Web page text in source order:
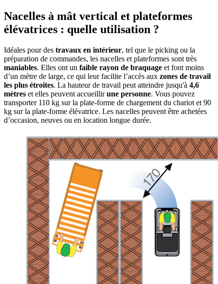
Nacelles à mât vertical et plateformes
élévatrices : quelle utilisation ?
Idéales pour des travaux en intérieur, tel que le picking ou la
préparation de commandes, les nacelles et plateformes sont très
maniables. Elles ont un faible rayon de braquage et font moins
d’un mètre de large, ce qui leur facilite l’accès aux zones de travail
les plus étroites. La hauteur de travail peut atteindre jusqu'à 4,6
mètres et elles peuvent accueillirune personne. Vous pouvez
transporter 110 kg sur la plate-forme de chargement du chariot et 90
kg sur la plate-forme élévatrice. Les nacelles peuvent être achetées
d’occasion, neuves ou en location longue durée.